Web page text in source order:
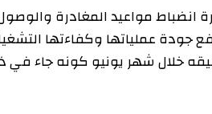
صدارة انضباط مواعيد المغادرة والوصول حيث
وكفاءتها التشغيلية،
شهر يونيو كونه جاء في ذروة